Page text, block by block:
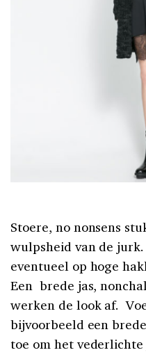
Stoere, no nonsens
wulpsheid van de
eventueel op hoge
Een brede jas,
werken de look af.
bijvoorbeeld een
toe om het